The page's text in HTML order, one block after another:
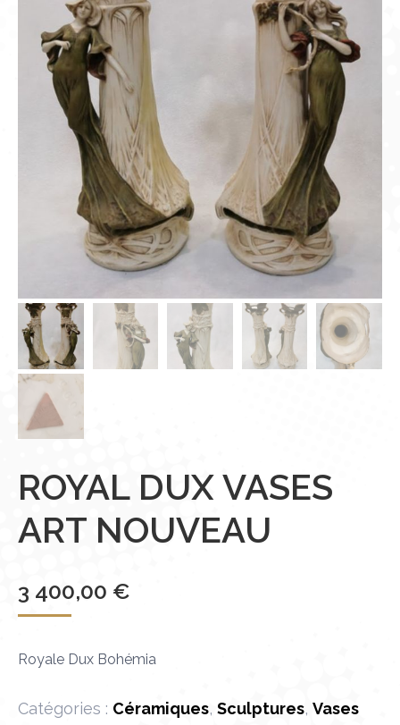
ROYAL DUX VASES
ART NOUVEAU
3 400,00 €
Royale Dux Bohémia
Catégories : Céramiques, Sculptures, Vases